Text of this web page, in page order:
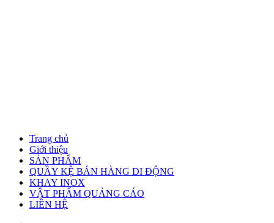
Trang chủ
Giới thiệu
SẢN PHẨM
QUẦY KỆ BÁN HÀNG DI ĐỘNG
KHAY INOX
VẬT PHẨM QUẢNG CÁO
LIÊN HỆ